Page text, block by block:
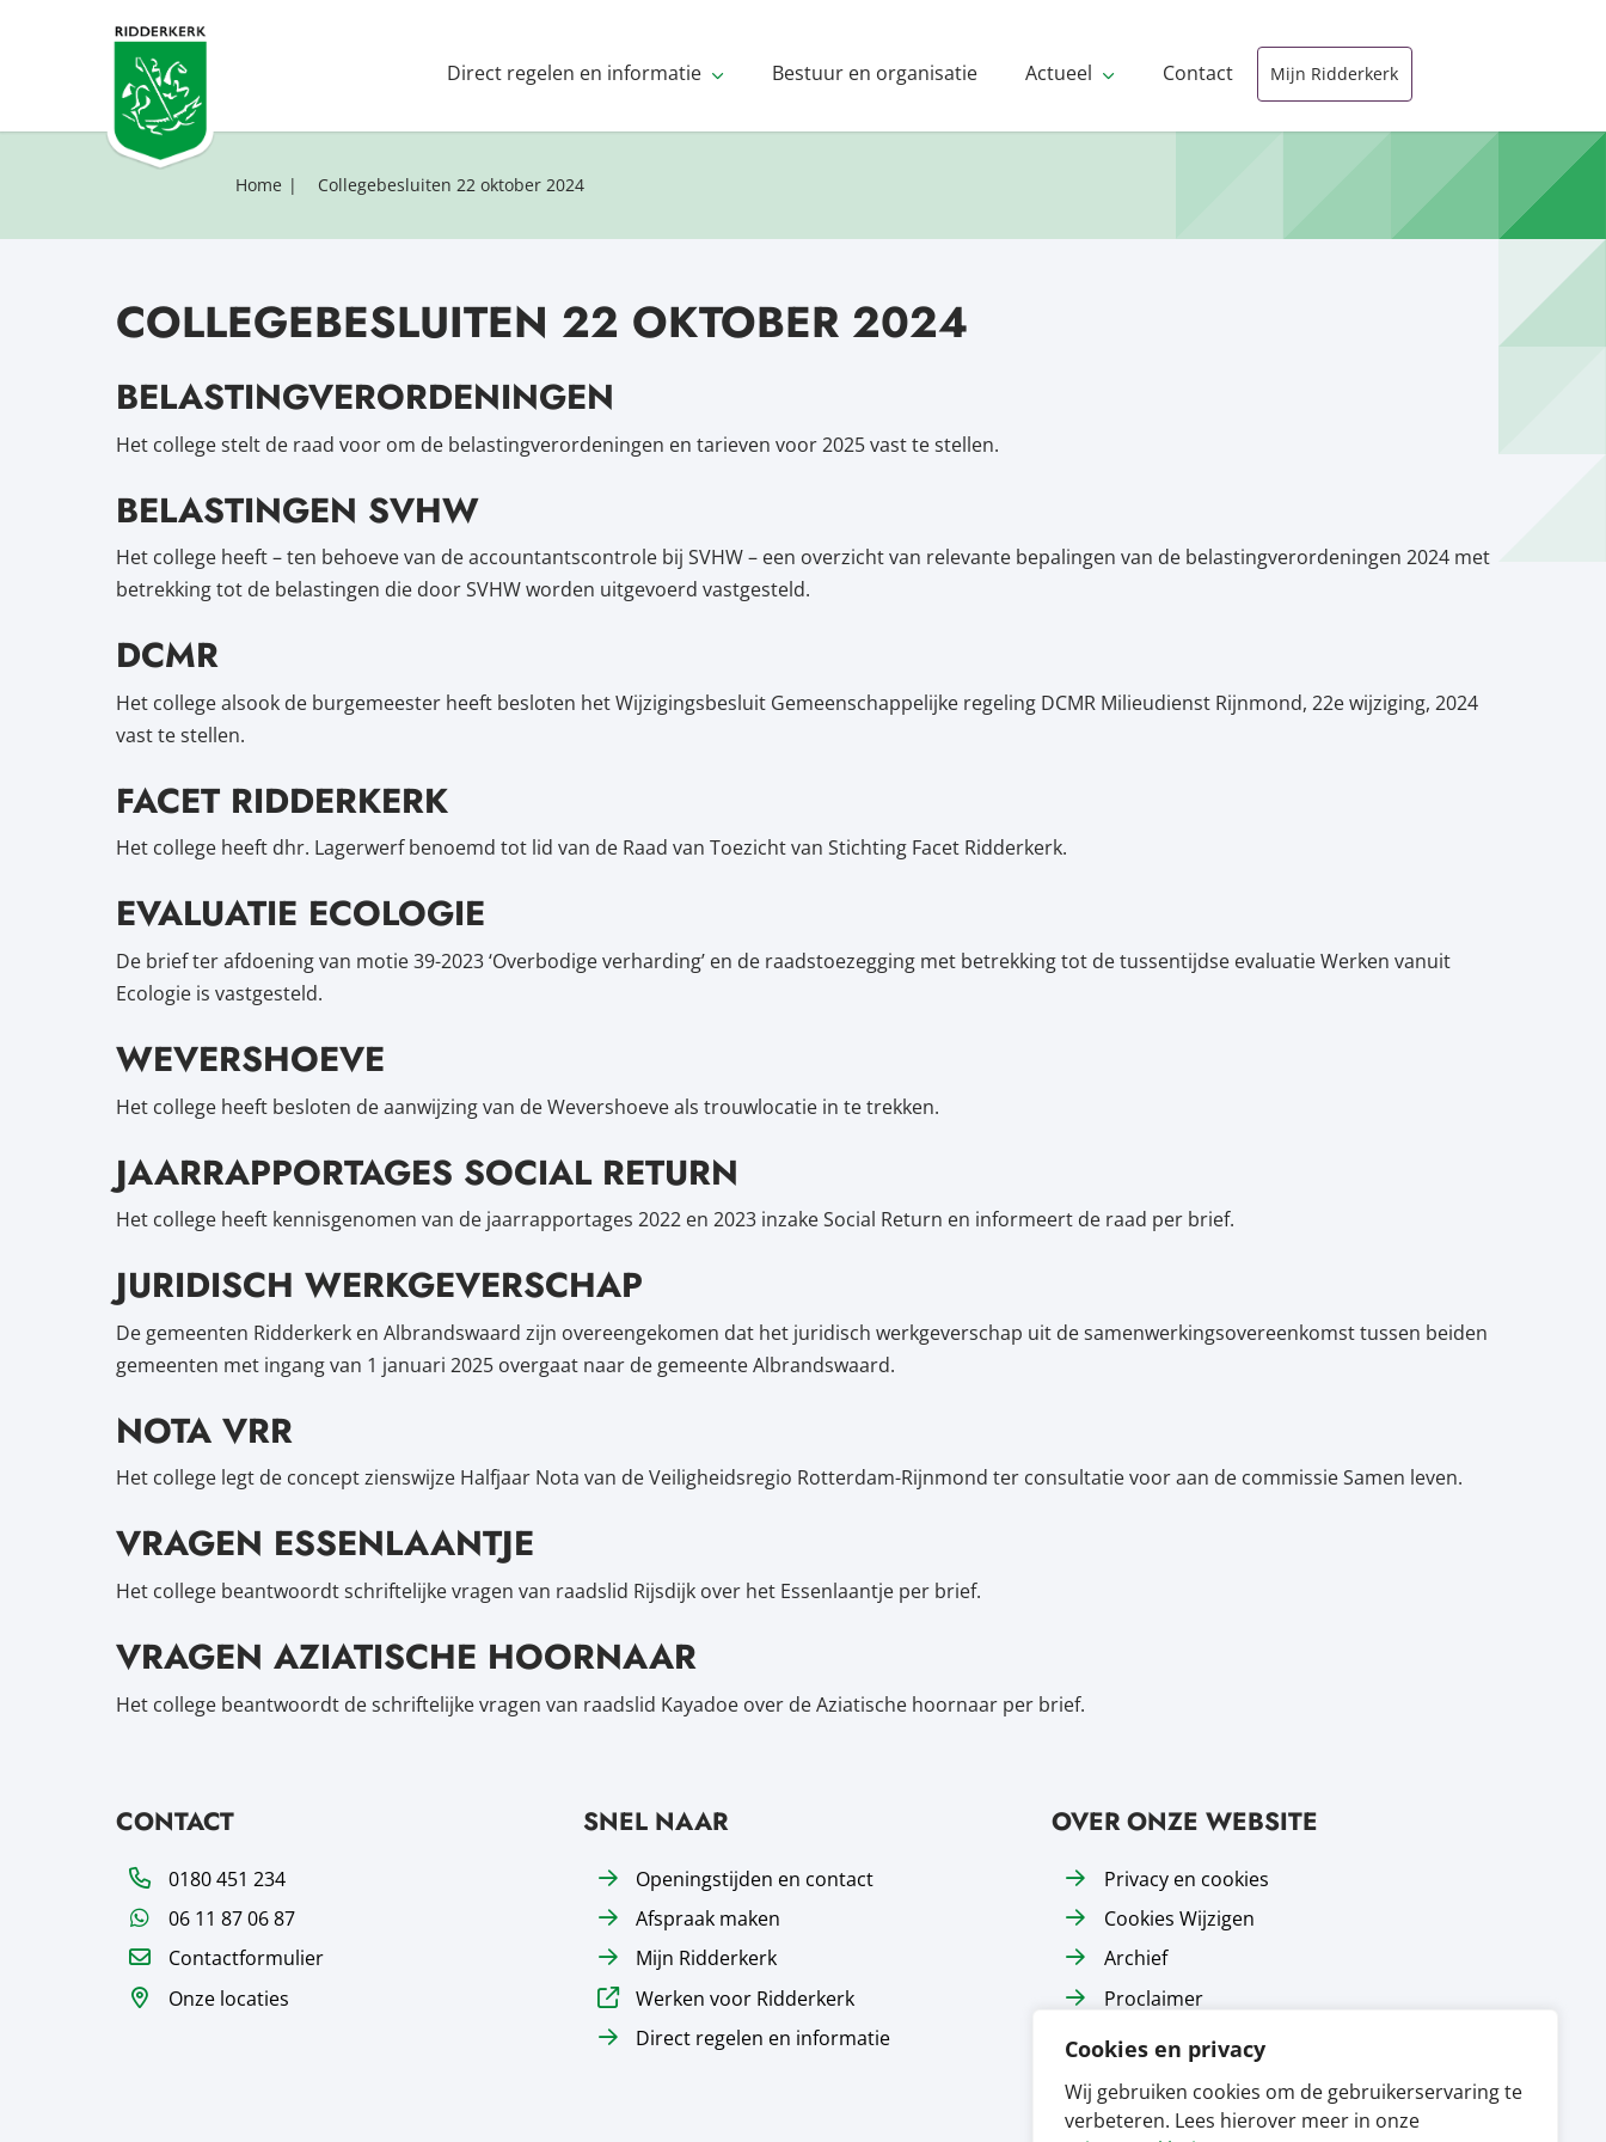
Cookies en privacy
Wij gebruiken cookies om de gebruikerservaring te
verbeteren. Lees hierover meer in onze
Direct regelen en informatie Bestuur en organisatie Actueel Contact Mijn Ridderkerk
Home Collegebesluiten 22 oktober 2024
COLLEGEBESLUITEN 22 OKTOBER 2024
BELASTINGVERORDENINGEN
Het college stelt de raad voor om de belastingverordeningen en tarieven voor 2025 vast te stellen.
BELASTINGEN SVHW
Het college heeft – ten behoeve van de accountantscontrole bij SVHW – een overzicht van relevante bepalingen van de belastingverordeningen 2024 met
betrekking tot de belastingen die door SVHW worden uitgevoerd vastgesteld.
DCMR
Het college alsook de burgemeester heeft besloten het Wijzigingsbesluit Gemeenschappelijke regeling DCMR Milieudienst Rijnmond, 22e wijziging, 2024
vast te stellen.
FACET RIDDERKERK
Het college heeft dhr. Lagerwerf benoemd tot lid van de Raad van Toezicht van Stichting Facet Ridderkerk.
EVALUATIE ECOLOGIE
De brief ter afdoening van motie 39-2023 ‘Overbodige verharding’ en de raadstoezegging met betrekking tot de tussentijdse evaluatie Werken vanuit
Ecologie is vastgesteld.
WEVERSHOEVE
Het college heeft besloten de aanwijzing van de Wevershoeve als trouwlocatie in te trekken.
JAARRAPPORTAGES SOCIAL RETURN
Het college heeft kennisgenomen van de jaarrapportages 2022 en 2023 inzake Social Return en informeert de raad per brief.
JURIDISCH WERKGEVERSCHAP
De gemeenten Ridderkerk en Albrandswaard zijn overeengekomen dat het juridisch werkgeverschap uit de samenwerkingsovereenkomst tussen beiden
gemeenten met ingang van 1 januari 2025 overgaat naar de gemeente Albrandswaard.
NOTA VRR
Het college legt de concept zienswijze Halfjaar Nota van de Veiligheidsregio Rotterdam-Rijnmond ter consultatie voor aan de commissie Samen leven.
VRAGEN ESSENLAANTJE
Het college beantwoordt schriftelijke vragen van raadslid Rijsdijk over het Essenlaantje per brief.
VRAGEN AZIATISCHE HOORNAAR
Het college beantwoordt de schriftelijke vragen van raadslid Kayadoe over de Aziatische hoornaar per brief.
CONTACT
Telefoon0180 451 234
WhatsApp06 11 87 06 87
Contactformulier
Onze locaties
SNEL NAAR
Openingstijden en contact
Afspraak maken
Mijn Ridderkerk
Werken voor Ridderkerk
Direct regelen en informatie
OVER ONZE WEBSITE
Privacy en cookies
Cookies Wijzigen
Archief
Proclaimer
Responsible disclosure
Toegankelijkheid
Sitemap